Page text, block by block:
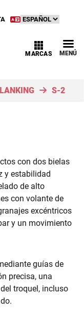
MENÚ
MARCAS
S-2
con dos bielas
y estabilidad
de alto
con volante de
excéntricos
y un movimiento
guías de
precisa, una
troquel, incluso